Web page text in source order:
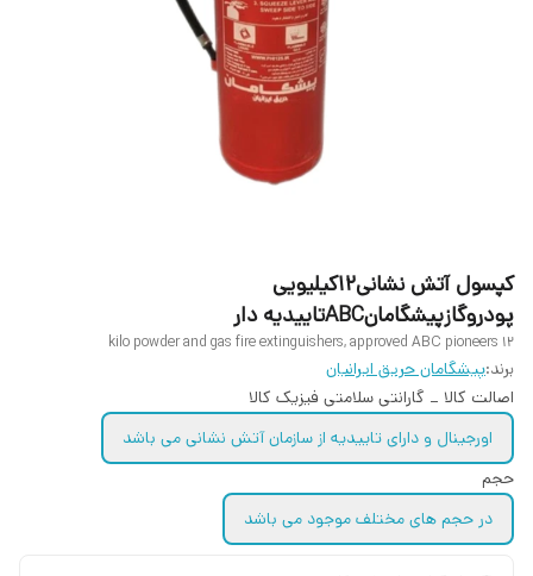
کپسول آتش نشانی۱۲کیلیویی
پودروگازپیشگامانABCتاییدیه دار
12 kilo powder and gas fire extinguishers, approved ABC pioneers
برند:پیشگامان حریق ایرانیان
اصالت کالا _ گارانتی سلامتی فیزیک کالا
اورجینال و دارای تاییدیه از سازمان آتش نشانی می باشد
حجم
در حجم های مختلف موجود می باشد